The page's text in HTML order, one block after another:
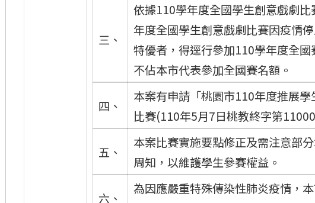
三、
依據110學年度全國學生創意戲劇
年度全國學生創意戲劇比賽因疫情
特優者，得逕行參加110學年度全
不佔本市代表參加全國賽名額。
四、
本案有申請「桃園市110年度推展
比賽(110年5月7日桃教終字第
五、
本案比賽實施要點修正及需注意部
周知，以維護學生參賽權益。
六、
為因應嚴重特殊傳染性肺炎疫情，